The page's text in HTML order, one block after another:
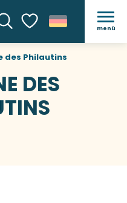
Voir les favoris
menü
des Philautins
DES